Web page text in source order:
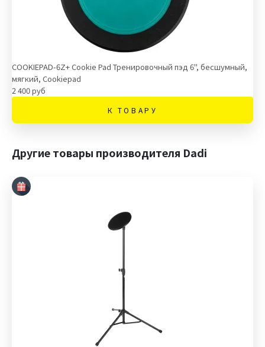
COOKIEPAD-6Z+ Cookie Pad Тренировочный пэд 6", бесшумный,
мягкий, Cookiepad
2 400 руб
К ТОВАРУ
Другие товары производителя Dadi